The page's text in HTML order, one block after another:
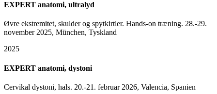
EXPERT anatomi, ultralyd
Øvre ekstremitet, skulder og spytkirtler. Hands-on træning. 28.-29.
november 2025, München, Tyskland
2025
EXPERT anatomi, dystoni
Cervikal dystoni, hals. 20.-21. februar 2026, Valencia, Spanien